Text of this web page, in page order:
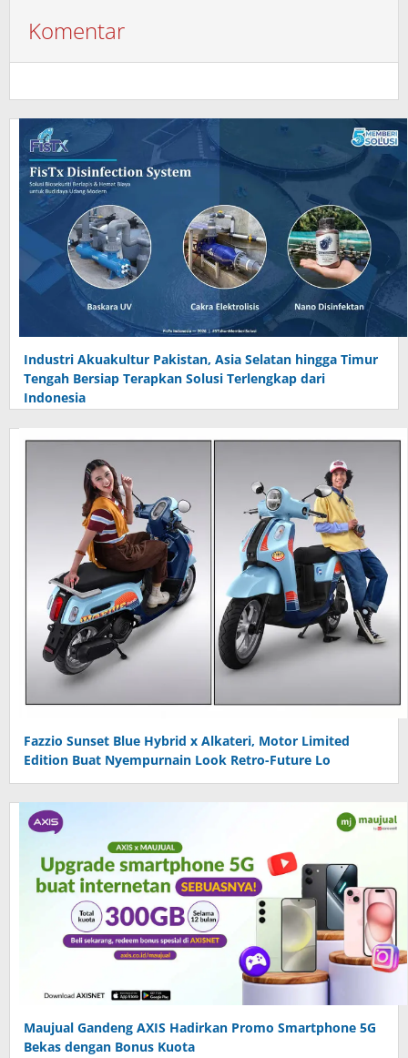
Komentar
Industri Akuakultur Pakistan, Asia Selatan hingga Timur
Tengah Bersiap Terapkan Solusi Terlengkap dari
Indonesia
Fazzio Sunset Blue Hybrid x Alkateri, Motor Limited
Edition Buat Nyempurnain Look Retro-Future Lo
Maujual Gandeng AXIS Hadirkan Promo Smartphone 5G
Bekas dengan Bonus Kuota